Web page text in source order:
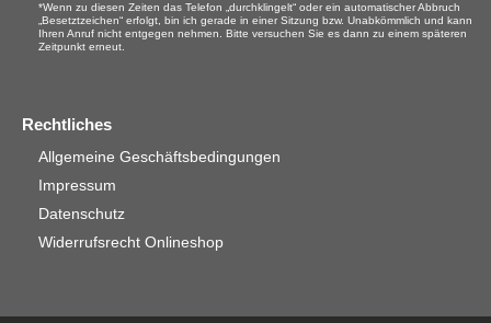
*Wenn zu diesen Zeiten das Telefon „durchklingelt“ oder ein automatischer Abbruch
„Besetztzeichen“ erfolgt, bin ich gerade in einer Sitzung bzw. Unabkömmlich und kann
Ihren Anruf nicht entgegen nehmen. Bitte versuchen Sie es dann zu einem späteren
Zeitpunkt erneut.
Rechtliches
Allgemeine Geschäftsbedingungen
Impressum
Datenschutz
Widerrufsrecht Onlineshop